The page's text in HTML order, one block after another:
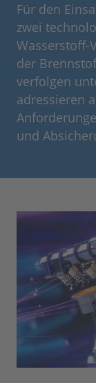
Für den
zwei
Wasserstoff-
der
verfolgen
adressieren
und